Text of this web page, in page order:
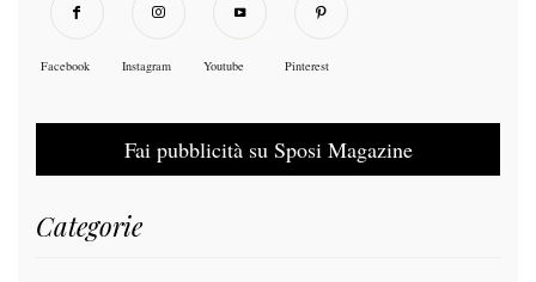
Facebook Instagram Youtube Pinterest
Fai pubblicità su Sposi Magazine
Categorie